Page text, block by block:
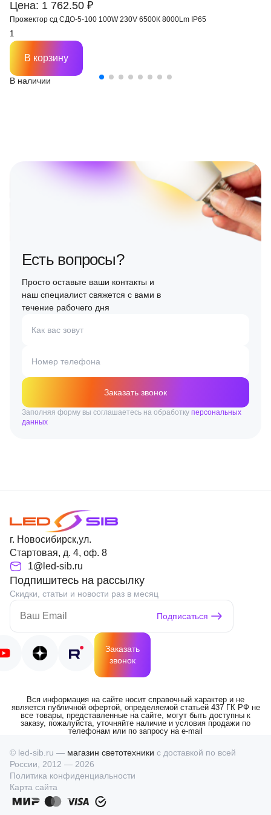
Цена: 1 762.50 ₽
Прожектор сд СДО-5-100 100W 230V 6500К 8000Lm IP65
В наличии
В корзину
Есть вопросы?
Просто оставьте ваши контакты и
наш специалист свяжется с вами в
течение рабочего дня
Как вас зовут
Номер телефона
Заказать звонок
Заполняя форму вы соглашаетесь на обработку персональных
данных
г. Новосибирск,ул.
Стартовая, д. 4, оф. 8
1@led-sib.ru
Подпишитесь на рассылку
Скидки, статьи и новости раз в месяц
Подписаться
Заказать
звонок
Вся информация на сайте носит справочный характер и не
является публичной офертой, определяемой статьей 437 ГК РФ не
все товары, представленные на сайте, могут быть доступны к
заказу, пожалуйста, уточняйте наличие и условия продажи по
телефонам или по запросу на e-mail
© led-sib.ru — магазин светотехники с доставкой по всей
России, 2012 — 2026
Политика конфиденциальности
Карта сайта